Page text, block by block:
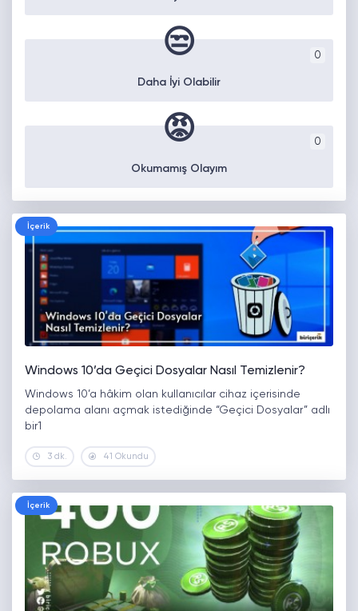
0
😒
Daha İyi Olabilir
0
😡
Okumamış Olayım
İçerik
Windows 10’da Geçici Dosyalar Nasıl Temizlenir?
Windows 10’a hâkim olan kullanıcılar cihaz içerisinde
depolama alanı açmak istediğinde “Geçici Dosyalar” adlı
bir1
3 dk. 41 Okundu
İçerik